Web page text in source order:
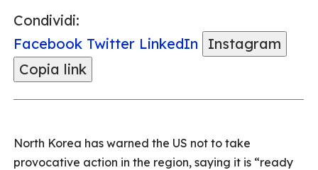
Condividi:
Facebook Twitter LinkedIn
Instagram
Copia link
North Korea has warned the US not to take
provocative action in the region, saying it is “ready